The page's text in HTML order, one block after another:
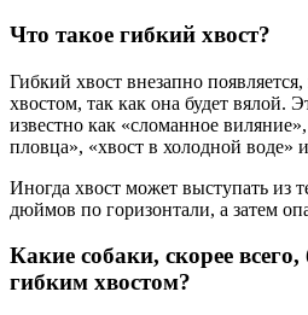
Что такое гибкий хвост?
Гибкий хвост внезапно
хвостом, так как она будет вялой.
известно как «сломанное
пловца», «хвост в холодной воде»
Иногда хвост может выступать из
дюймов по горизонтали, а затем
Какие собаки, скорее
гибким хвостом?